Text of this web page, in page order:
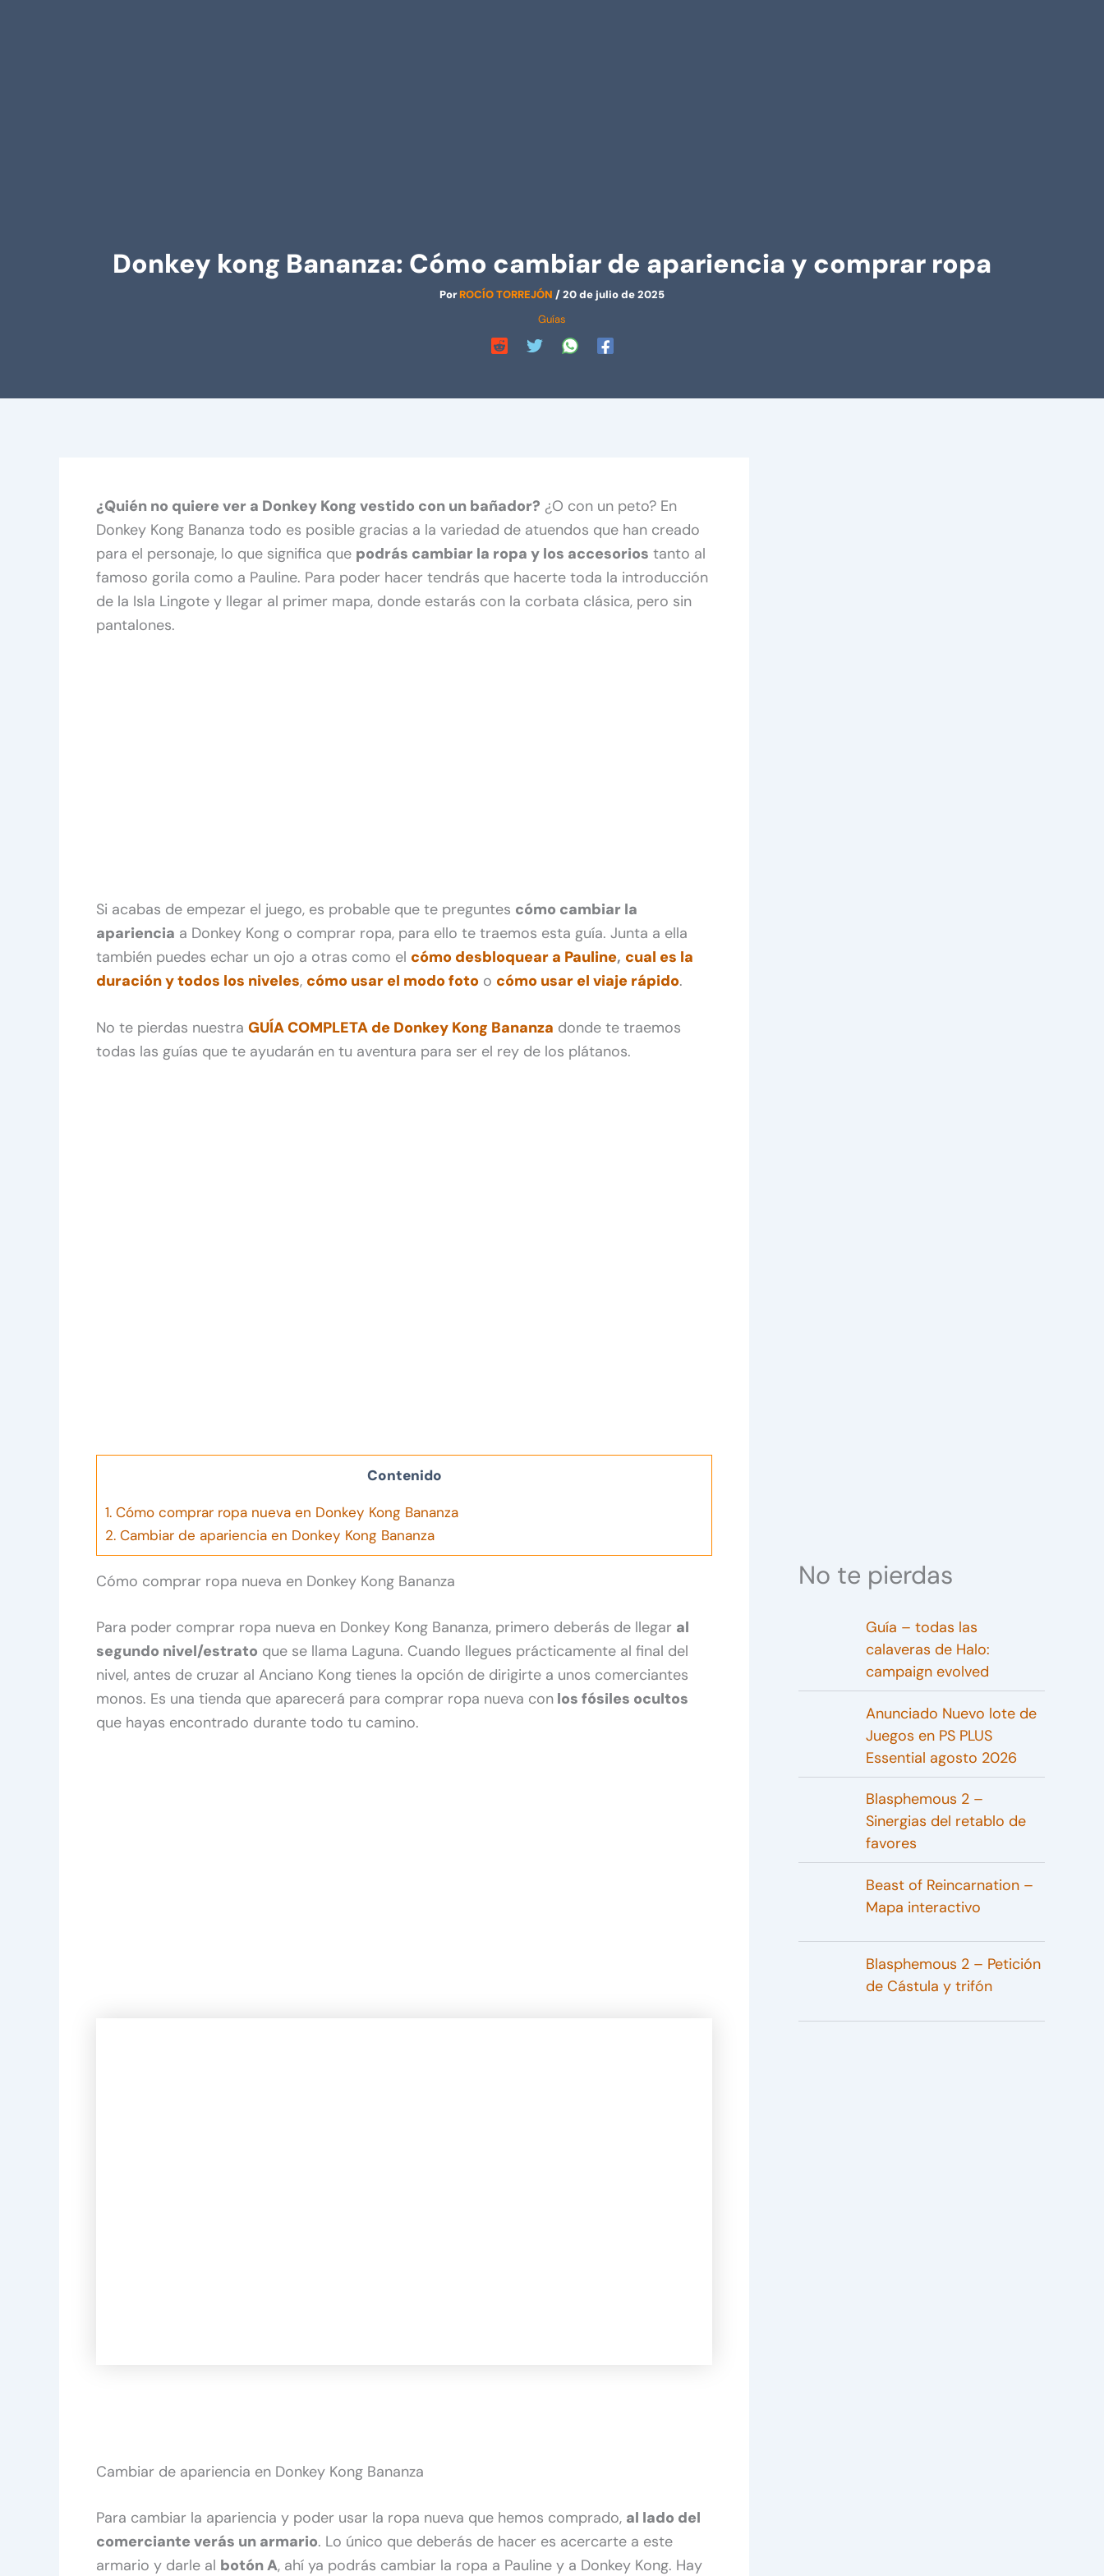
Donkey kong Bananza: Cómo cambiar de apariencia y comprar ropa
PorROCÍO TORREJÓN /20 de julio de 2025
Guías
¿Quién no quiere ver a Donkey Kong vestido con un bañador? ¿O con un peto? En
Donkey Kong Bananza todo es posible gracias a la variedad de atuendos que han creado
para el personaje, lo que significa que podrás cambiar la ropa y los accesorios tanto al
famoso gorila como a Pauline. Para poder hacer tendrás que hacerte toda la introducción
de la Isla Lingote y llegar al primer mapa, donde estarás con la corbata clásica, pero sin
pantalones.
Si acabas de empezar el juego, es probable que te preguntes cómo cambiar la
apariencia a Donkey Kong o comprar ropa, para ello te traemos esta guía. Junta a ella
también puedes echar un ojo a otras como el cómo desbloquear a Pauline, cual es la
duración y todos los niveles, cómo usar el modo foto o cómo usar el viaje rápido.
No te pierdas nuestra GUÍA COMPLETA de Donkey Kong Bananza donde te traemos
todas las guías que te ayudarán en tu aventura para ser el rey de los plátanos.
Contenido
1. Cómo comprar ropa nueva en Donkey Kong Bananza
2. Cambiar de apariencia en Donkey Kong Bananza
Cómo comprar ropa nueva en Donkey Kong Bananza
Para poder comprar ropa nueva en Donkey Kong Bananza, primero deberás de llegar al
segundo nivel/estrato que se llama Laguna. Cuando llegues prácticamente al final del
nivel, antes de cruzar al Anciano Kong tienes la opción de dirigirte a unos comerciantes
monos. Es una tienda que aparecerá para comprar ropa nueva con los fósiles ocultos
que hayas encontrado durante todo tu camino.
Cambiar de apariencia en Donkey Kong Bananza
Para cambiar la apariencia y poder usar la ropa nueva que hemos comprado, al lado del
comerciante verás un armario. Lo único que deberás de hacer es acercarte a este
armario y darle al botón A, ahí ya podrás cambiar la ropa a Pauline y a Donkey Kong. Hay
No te pierdas
Guía – todas las
calaveras de Halo:
campaign evolved
Anunciado Nuevo lote de
Juegos en PS PLUS
Essential agosto 2026
Blasphemous 2 –
Sinergias del retablo de
favores
Beast of Reincarnation –
Mapa interactivo
Blasphemous 2 – Petición
de Cástula y trifón